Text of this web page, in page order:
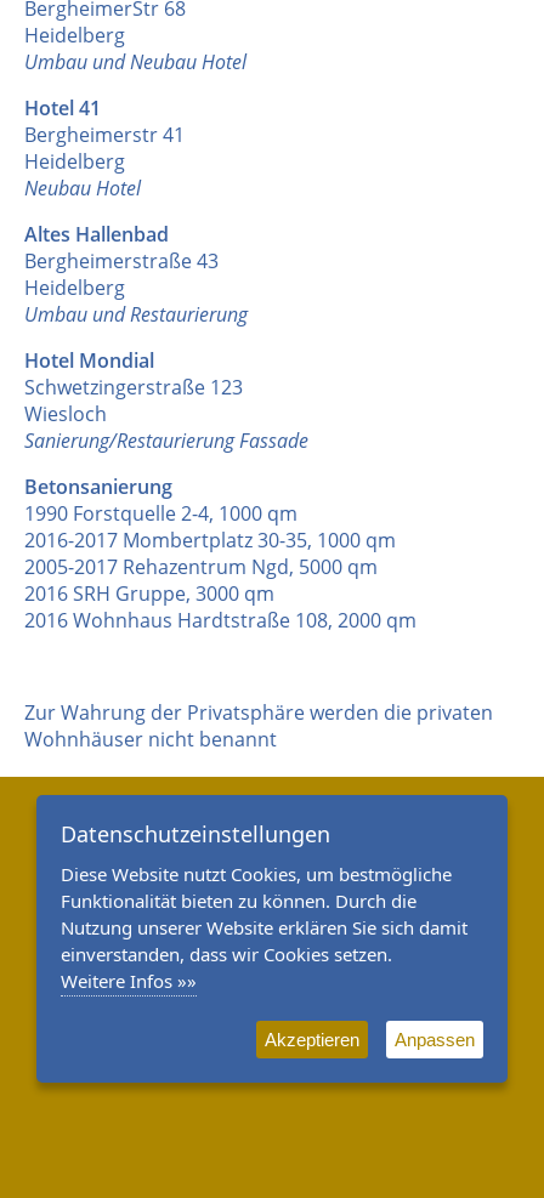
BergheimerStr 68
Heidelberg
Umbau und Neubau Hotel
Hotel 41
Bergheimerstr 41
Heidelberg
Neubau Hotel
Altes Hallenbad
Bergheimerstraße 43
Heidelberg
Umbau und Restaurierung
Hotel Mondial
Schwetzingerstraße 123
Wiesloch
Sanierung/Restaurierung Fassade
Betonsanierung
1990 Forstquelle 2-4, 1000 qm
2016-2017 Mombertplatz 30-35, 1000 qm
2005-2017 Rehazentrum Ngd, 5000 qm
2016 SRH Gruppe, 3000 qm
2016 Wohnhaus Hardtstraße 108, 2000 qm
Zur Wahrung der Privatsphäre werden die privaten
Wohnhäuser nicht benannt
Datenschutzeinstellungen
Diese Website nutzt Cookies, um bestmögliche
Funktionalität bieten zu können. Durch die
Nutzung unserer Website erklären Sie sich damit
einverstanden, dass wir Cookies setzen.
Weitere Infos »»
Akzeptieren Anpassen